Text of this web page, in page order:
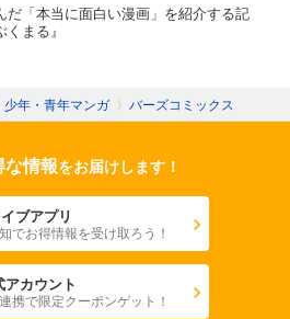
だ「本当に面白い漫画」を紹介する記
まる』
少年・青年マンガ 〉 バーズコミックス
情報をお届けします！
ブアプリ
でお得情報を受け取ろう！
カウント
携で限定クーポンゲット！